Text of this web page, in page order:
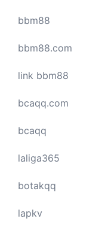
bbm88
bbm88.com
link bbm88
bcaqq.com
bcaqq
laliga365
botakqq
lapkv